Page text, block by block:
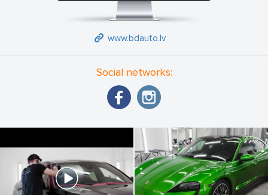
www.bdauto.lv
Social networks: